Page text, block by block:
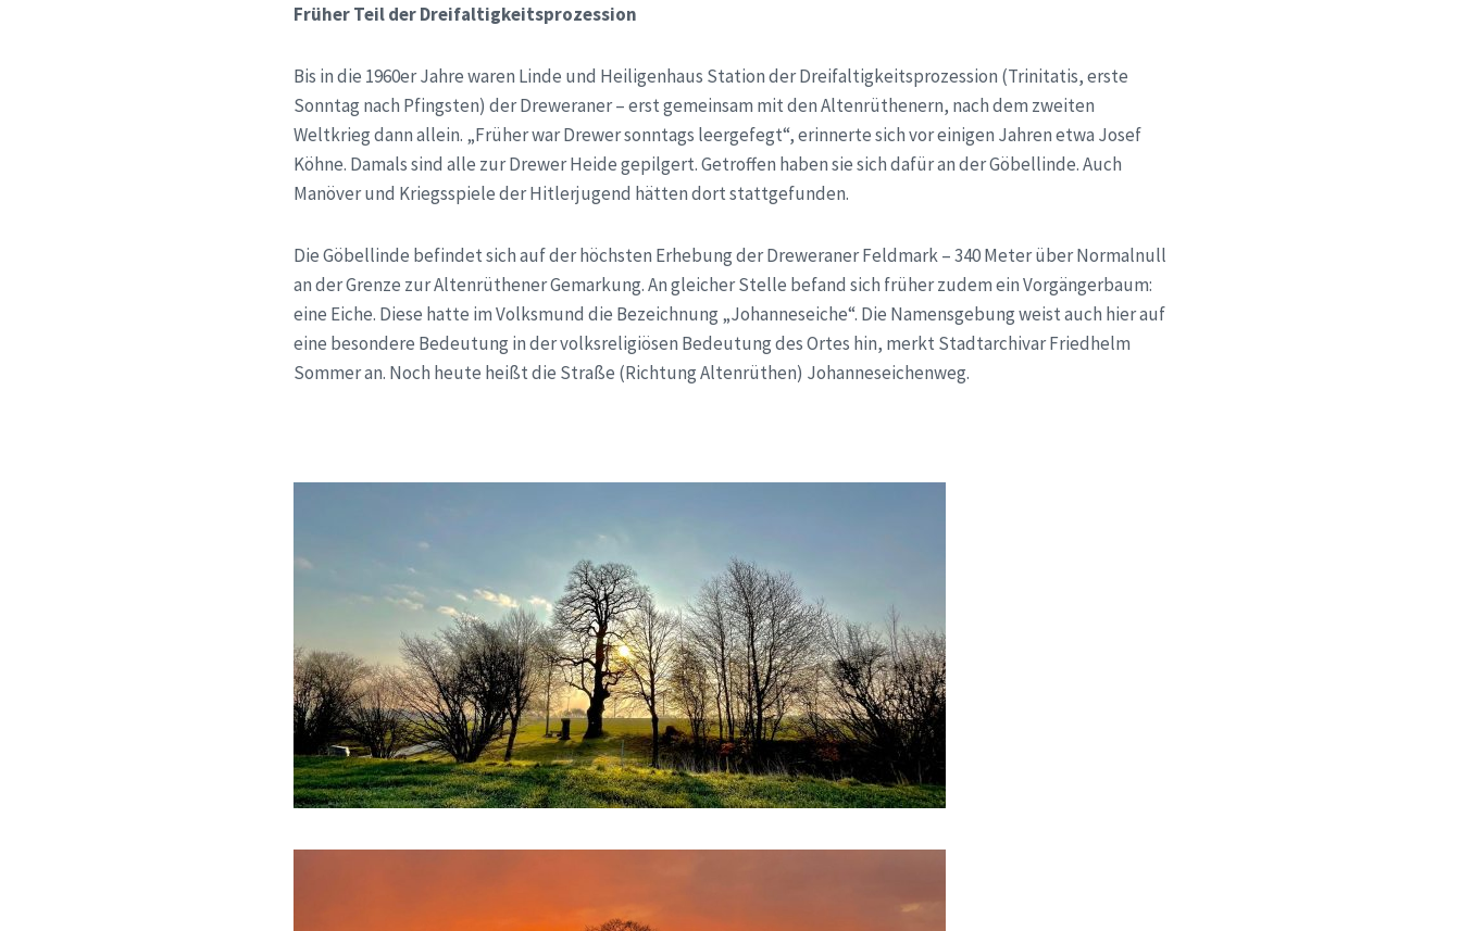
Früher Teil der Dreifaltigkeitsprozession
Bis in die 1960er Jahre waren Linde und Heiligenhaus Station der Dreifaltigkeitsprozession (Trinitatis, erste
Sonntag nach Pfingsten) der Dreweraner – erst gemeinsam mit den Altenrüthenern, nach dem zweiten
Weltkrieg dann allein. „Früher war Drewer sonntags leergefegt“, erinnerte sich vor einigen Jahren etwa Josef
Köhne. Damals sind alle zur Drewer Heide gepilgert. Getroffen haben sie sich dafür an derGöbellinde. Auch
Manöver und Kriegsspiele der Hitlerjugend hätten dort stattgefunden.
DieGöbellinde befindet sich auf der höchsten Erhebung der Dreweraner Feldmark – 340 Meter über Normalnull
an der Grenze zur Altenrüthener Gemarkung. An gleicher Stelle befand sich früher zudem ein Vorgängerbaum:
eine Eiche. Diese hatte im Volksmund die Bezeichnung „Johanneseiche“. Die Namensgebung weist auch hier auf
eine besondere Bedeutung in der volksreligiösen Bedeutung des Ortes hin, merkt Stadtarchivar Friedhelm
Sommer an. Noch heute heißt die Straße (Richtung Altenrüthen) Johanneseichenweg.